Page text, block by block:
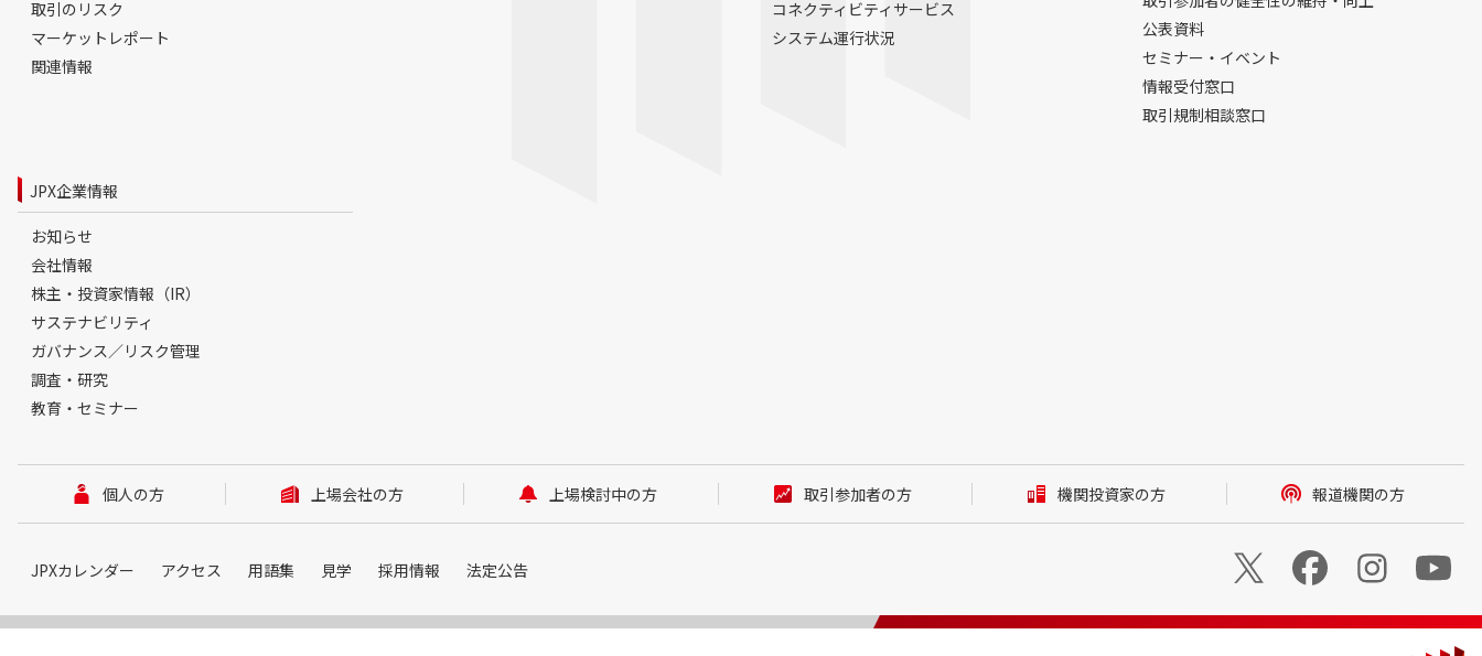
取引のリスク
マーケットレポート
関連情報
コネクティビティサービス
システム運行状況
公表資料
セミナー・イベント
情報受付窓口
取引規制相談窓口
JPX企業情報
お知らせ
会社情報
株主・投資家情報（IR）
サステナビリティ
ガバナンス／リスク管理
調査・研究
教育・セミナー
個人の方 上場会社の方 上場検討中の方 取引参加者の方 機関投資家の方 報道機関の方
JPXカレンダー アクセス 用語集 見学 採用情報 法定公告